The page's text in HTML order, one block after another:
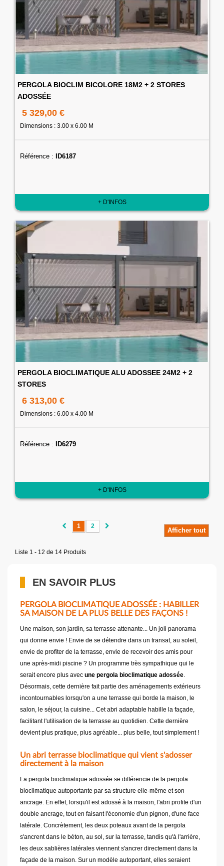
PERGOLA BIOCLIM BICOLORE 18M2 + 2 STORES
ADOSSÉE
5 329,00 €
Dimensions : 3.00 x 6.00 M
Référence : ID6187
+ D'INFOS
PERGOLA BIOCLIMATIQUE ALU ADOSSEE 24M2 + 2
STORES
6 313,00 €
Dimensions : 6.00 x 4.00 M
Référence : ID6279
+ D'INFOS
Afficher tout
1 2
Liste 1 - 12 de 14 Produits
EN SAVOIR PLUS
PERGOLA BIOCLIMATIQUE ADOSSÉE : HABILLER
SA MAISON DE LA PLUS BELLE DES FAÇONS !
Une maison, son jardin, sa terrasse attenante... Un joli panorama
qui donne envie ! Envie de se détendre dans un transat, au soleil,
envie de profiter de la terrasse, envie de recevoir des amis pour
une après-midi piscine ? Un programme très sympathique qui le
serait encore plus avec une pergola bioclimatique adossée.
Désormais, cette dernière fait partie des aménagements extérieurs
incontournables lorsqu'on a une terrasse qui borde la maison, le
salon, le séjour, la cuisine... Cet abri adaptable habille la façade,
facilitant l'utilisation de la terrasse au quotidien. Cette dernière
devient plus pratique, plus agréable... plus belle, tout simplement !
Un abri terrasse bioclimatique qui vient s'adosser
directement à la maison
La pergola bioclimatique adossée se différencie de la pergola
bioclimatique autoportante par sa structure elle-même et son
ancrage. En effet, lorsqu'il est adossé à la maison, l'abri profite d'un
double ancrage, tout en faisant l'économie d'un pignon, d'une face
latérale. Concrètement, les deux poteaux avant de la pergola
s'ancrent dans le béton, au sol, sur la terrasse, tandis qu'à l'arrière,
les deux sablières latérales viennent s'ancrer directement dans la
façade de la maison. Sur un modèle autoportant, elles seraient